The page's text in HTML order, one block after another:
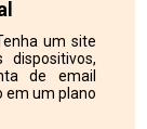
um site
de email
em um plano